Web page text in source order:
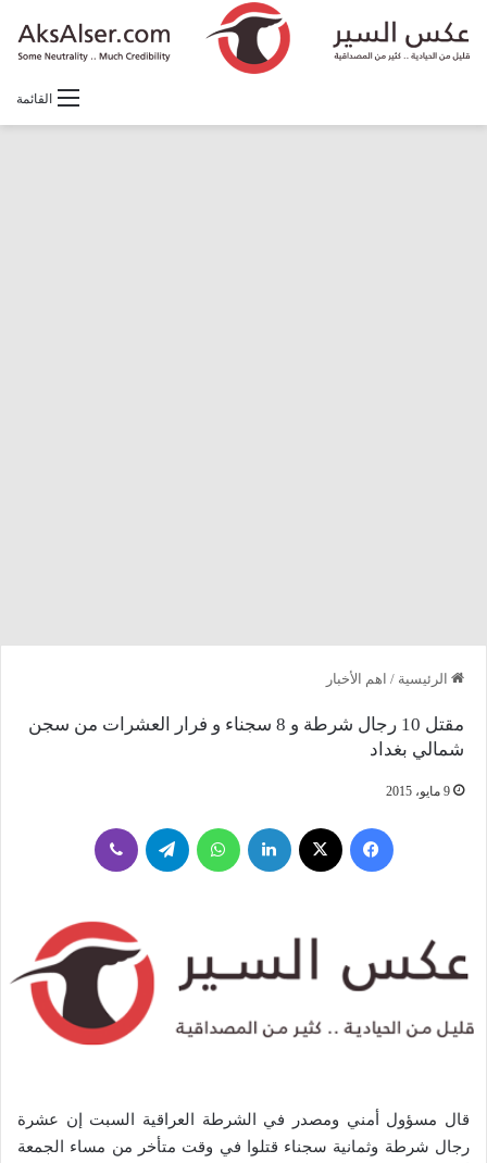
القائمة
الرئيسية / اهم الأخبار
مقتل 10 رجال شرطة و 8 سجناء و فرار العشرات من سجن
شمالي بغداد
9 مايو، 2015
فيسبوك لينكدإن واتساب تيلقرام
قال مسؤول أمني ومصدر في الشرطة العراقية السبت إن عشرة
رجال شرطة وثمانية سجناء قتلوا في وقت متأخر من مساء الجمعة